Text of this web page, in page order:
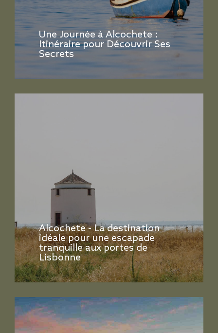
Une Journée à Alcochete :
Itinéraire pour Découvrir Ses
Secrets
Alcochete - La destination
idéale pour une escapade
tranquille aux portes de
Lisbonne